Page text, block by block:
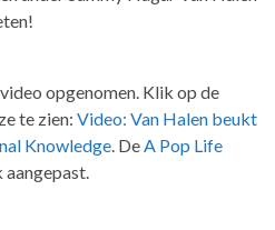
opgenomen. Klik op de
te zien: Video: Van Halen beukt
Knowledge. DeA Pop Life
aangepast.